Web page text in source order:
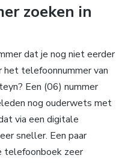
zoeken in
dat je nog niet eerder
het telefoonnummer van
Een (06) nummer
nog ouderwets met
via een digitale
sneller. Een paar
telefoonboek zeer